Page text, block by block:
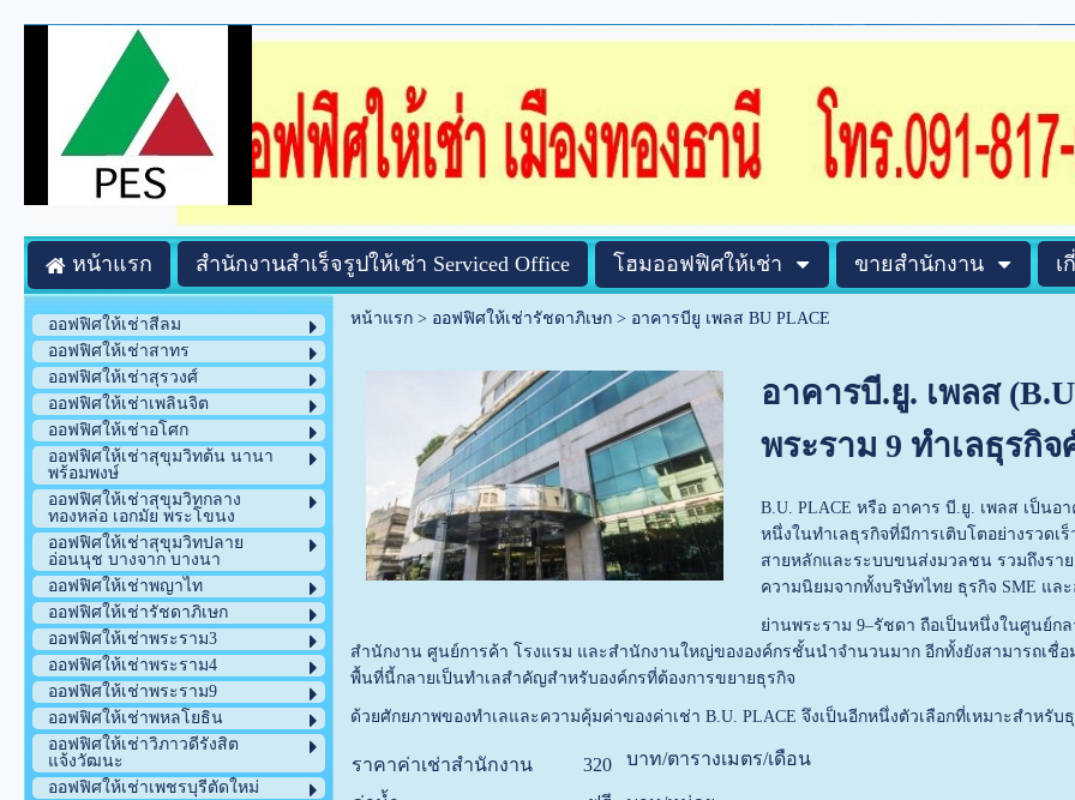
หน้าแรก สำนักงานสำเร็จรูปให้เช่า Serviced Office โฮมออฟฟิศให้เช่า ขายสำนักงาน เ
ออฟฟิศให้เช่าสีลม
ออฟฟิศให้เช่าสาทร
ออฟฟิศให้เช่าสุรวงศ์
ออฟฟิศให้เช่าเพลินจิต
ออฟฟิศให้เช่าอโศก
ออฟฟิศให้เช่าสุขุมวิทต้น นานา
พร้อมพงษ์
ออฟฟิศให้เช่าสุขุมวิทกลาง
ทองหล่อ เอกมัย พระโขนง
ออฟฟิศให้เช่าสุขุมวิทปลาย
อ่อนนุช บางจาก บางนา
ออฟฟิศให้เช่าพญาไท
ออฟฟิศให้เช่ารัชดาภิเษก
ออฟฟิศให้เช่าพระราม3
ออฟฟิศให้เช่าพระราม4
ออฟฟิศให้เช่าพระราม9
ออฟฟิศให้เช่าพหลโยธิน
ออฟฟิศให้เช่าวิภาวดีรังสิต
แจ้งวัฒนะ
ออฟฟิศให้เช่าเพชรบุรีตัดใหม่
หน้าแรก> ออฟฟิศให้เช่ารัชดาภิเษก> อาคารบียู เพลส BU PLACE
อาคารบี.ยู. เพลส
พระราม 9 ทำเลธุรกิ
B.U. PLACE หรือ อาคาร บี.ยู. เพลส เป็น
หนึ่งในทำเลธุรกิจที่มีการเติบโตอย่างรวด
สายหลักและระบบขนส่งมวลชน รวมถึงรา
ความนิยมจากทั้งบริษัทไทย ธุรกิจ SME แล
ย่านพระราม 9–รัชดา ถือเป็นหนึ่งในศูนย์กล
สำนักงาน ศูนย์การค้า โรงแรม และสำนักงานใหญ่ขององค์กรชั้นนำจำนวนมาก อีกทั้งยังสามารถเชื่
พื้นที่นี้กลายเป็นทำเลสำคัญสำหรับองค์กรที่ต้องการขยายธุรกิจ
ด้วยศักยภาพของทำเลและความคุ้มค่าของค่าเช่า B.U. PLACE จึงเป็นอีกหนึ่งตัวเลือกที่เหมาะสำหรั
ราคาค่าเช่าสำนักงาน 320 บาท/ตารางเมตร/เดือน